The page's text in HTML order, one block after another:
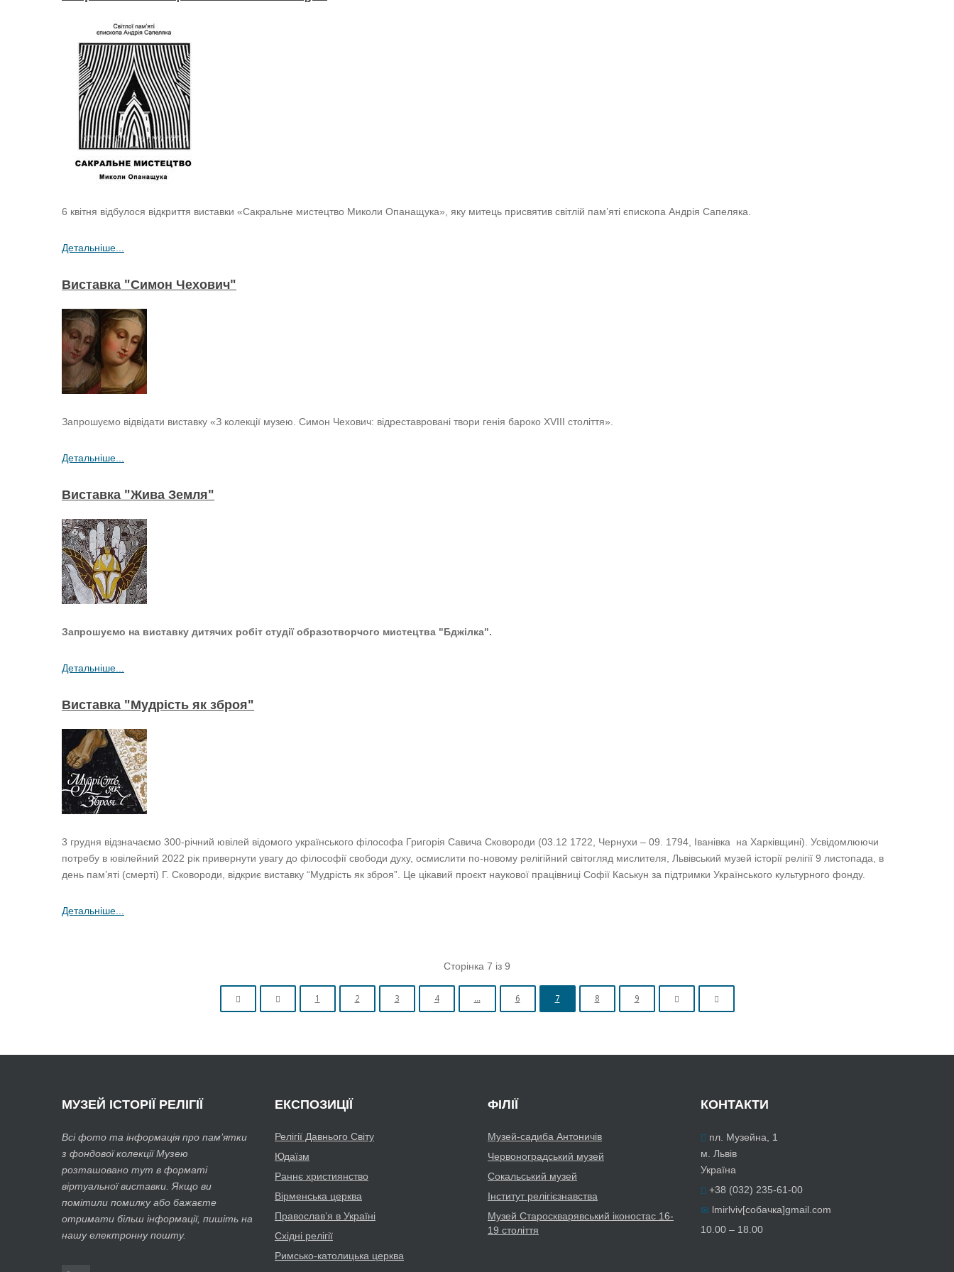
6 квітня відбулося відкриття виставки «Сакральне мистецтво Миколи Опанащука», яку митець присвятив світлій пам’яті єпископа Андрія Сапеляка.
Детальніше...
Виставка "Симон Чехович"
Запрошуємо відвідати виставку «З колекції музею. Симон Чехович: відреставровані твори генія бароко XVIII століття».
Детальніше...
Виставка "Жива Земля"
Запрошуємо на виставку дитячих робіт студії образотворчого мистецтва "Бджілка".
Детальніше...
Виставка "Мудрість як зброя"
3 грудня відзначаємо 300-річний ювілей відомого українського філософа Григорія Савича Сковороди (03.12 1722, Чернухи ‒ 09. 1794, Іванівка на Харківщині). Усвідомлюючи
потребу в ювілейний 2022 рік привернути увагу до філософії свободи духу, осмислити по-новому релігійний світогляд мислителя, Львівський музей історії релігії 9 листопада, в
день пам’яті (смерті) Г. Сковороди, відкриє виставку “Мудрість як зброя”. Це цікавий проєкт наукової працівниці Софії Каськун за підтримки Українського культурного фонду.
Детальніше...
Сторінка 7 із 9
1 2 3 4 ... 6 7 8 9
МУЗЕЙ ІСТОРІЇ РЕЛІГІЇ
Всі фото та інформація про пам’ятки
з фондової колекції Музею
розташовано тут в форматі
віртуальної виставки. Якщо ви
помітили помилку або бажаєте
отримати більш інформації, пишіть на
нашу електронну пошту.
ЕКСПОЗИЦІЇ
Релігії Давнього Світу
Юдаїзм
Раннє християнство
Вірменська церква
Православ’я в Україні
Східні релігії
Римсько-католицька церква
ФІЛІЇ
Музей-садиба Антоничів
Червоноградський музей
Сокальський музей
Інститут релігієзнавства
Музей Староскварявський іконостас 16-
19 cтоліття
КОНТАКТИ
пл. Музейна, 1
м. Львів
Україна
+38 (032) 235-61-00
lmirlviv[собачка]gmail.com
10.00 – 18.00